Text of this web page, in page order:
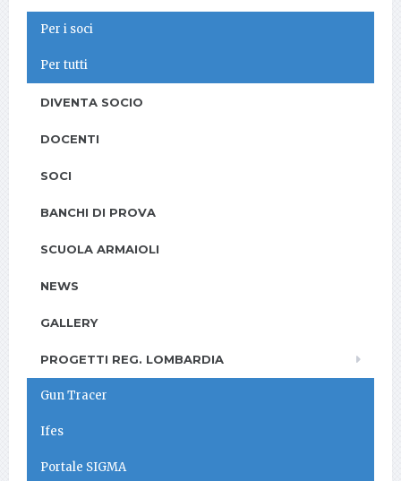
Per i soci
Per tutti
DIVENTA SOCIO
DOCENTI
SOCI
BANCHI DI PROVA
SCUOLA ARMAIOLI
NEWS
GALLERY
PROGETTI REG. LOMBARDIA
Gun Tracer
Ifes
Portale SIGMA